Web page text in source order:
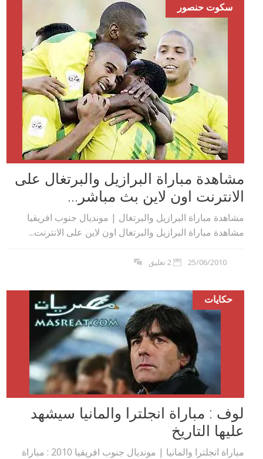
سكوت حنصور
مشاهدة مباراة البرازيل والبرتغال على
الانترنت اون لاين بث مباشر...
مشاهدة مباراة البرازيل والبرتغال | مونديال جنوب افريقيا
مشاهدة مباراة البرازيل والبرتغال اون لاين على الانترنت...
25/06/2010 2 تعليق
حكايات
لوف : مباراة انجلترا والمانيا سيشهد
عليها التاريخ
مباراة انجلترا والمانيا | مونديال جنوب افريقيا 2010 : مباراة